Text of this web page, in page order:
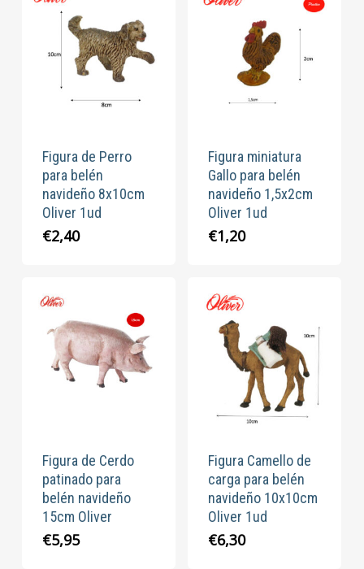
Figura de Perro
para belén
navideño 8x10cm
Oliver 1ud
€2,40
Figura miniatura
Gallo para belén
navideño 1,5x2cm
Oliver 1ud
€1,20
Figura de Cerdo
patinado para
belén navideño
15cm Oliver
€5,95
Figura Camello de
carga para belén
navideño 10x10cm
Oliver 1ud
€6,30